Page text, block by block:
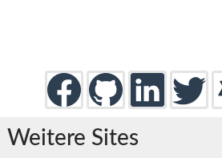
Weitere Sites